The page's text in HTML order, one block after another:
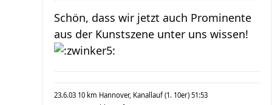
Schön, dass wir jetzt auch Prominente
aus der Kunstszene unter uns wissen!
23.6.03 10 km Hannover, Kanallauf (1. 10er) 51:53